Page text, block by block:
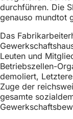
durchführen. Die
genauso mundtot
Das
Leuten und
Betriebszellen-
demoliert,
Zuge der
gesamte